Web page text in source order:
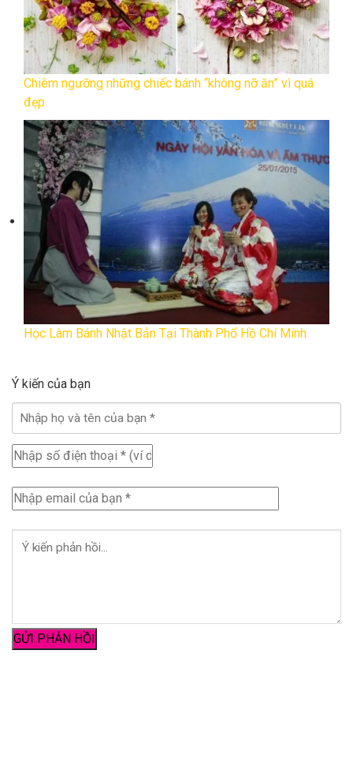
Chiêm ngưỡng những chiếc bánh “không nỡ ăn” vì quá
đẹp
Học Làm Bánh Nhật Bản Tại Thành Phố Hồ Chí Minh
Ý kiến của bạn